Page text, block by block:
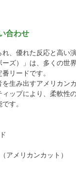
合わせ
、優れた反応と高い
ーズ）」は、多くの世
リードです。
生み出すアメリカン
ップにより、柔軟性
す。
アメリカンカット）